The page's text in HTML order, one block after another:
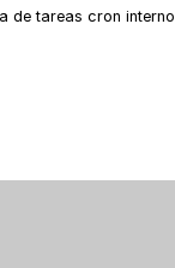
de tareas cron